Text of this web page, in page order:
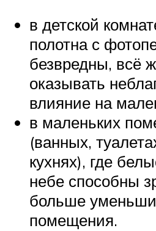
в детской
полотна с
безвредны, всё
оказывать
влияние на
в маленьких
(ванных,
кухнях), где
небе способны
больше
помещения.